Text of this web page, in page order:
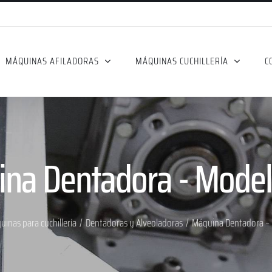
MÁQUINAS AFILADORAS MÁQUINAS CUCHILLERÍA
Dentadora -
para cuchillería/Dentadoras y Alveoladoras/Máquina Dentadora